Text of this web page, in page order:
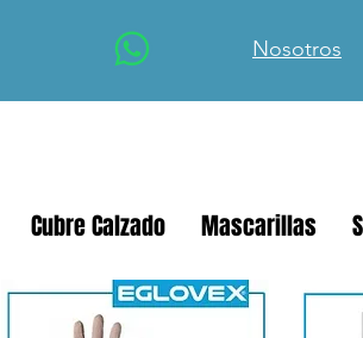
Nosotros
Cubre Calzado Mascarillas